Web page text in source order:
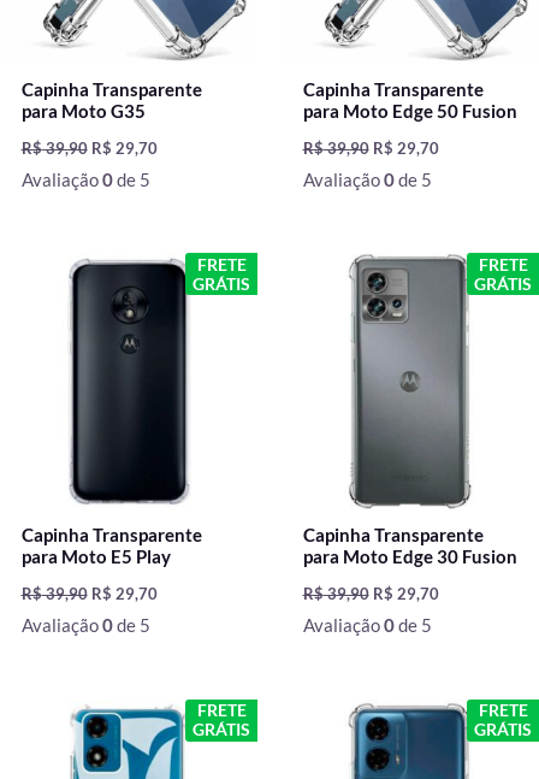
Capinha Transparente
para Moto G35
R$39,90 R$ 29,70
Avaliação0de 5
Capinha Transparente
para Moto Edge 50 Fusion
R$39,90 R$ 29,70
Avaliação0de 5
FRETE
GRÁTIS
Capinha Transparente
para Moto E5 Play
R$39,90
O
preço
original
era:
R$ 39,90.
R$ 29,70
O
preço
Avaliação0de 5
FRETE
GRÁTIS
Capinha Transparente
para Moto Edge 30 Fusion
R$39,90
O
preço
original
era:
R$ 29,70
O
preço
R$ 29,70.
Avaliação0de 5
FRETE
GRÁTIS
O
preço
original
era:
O
preço
atual
FRETE
GRÁTIS
O
preço
original
era:
O
preço